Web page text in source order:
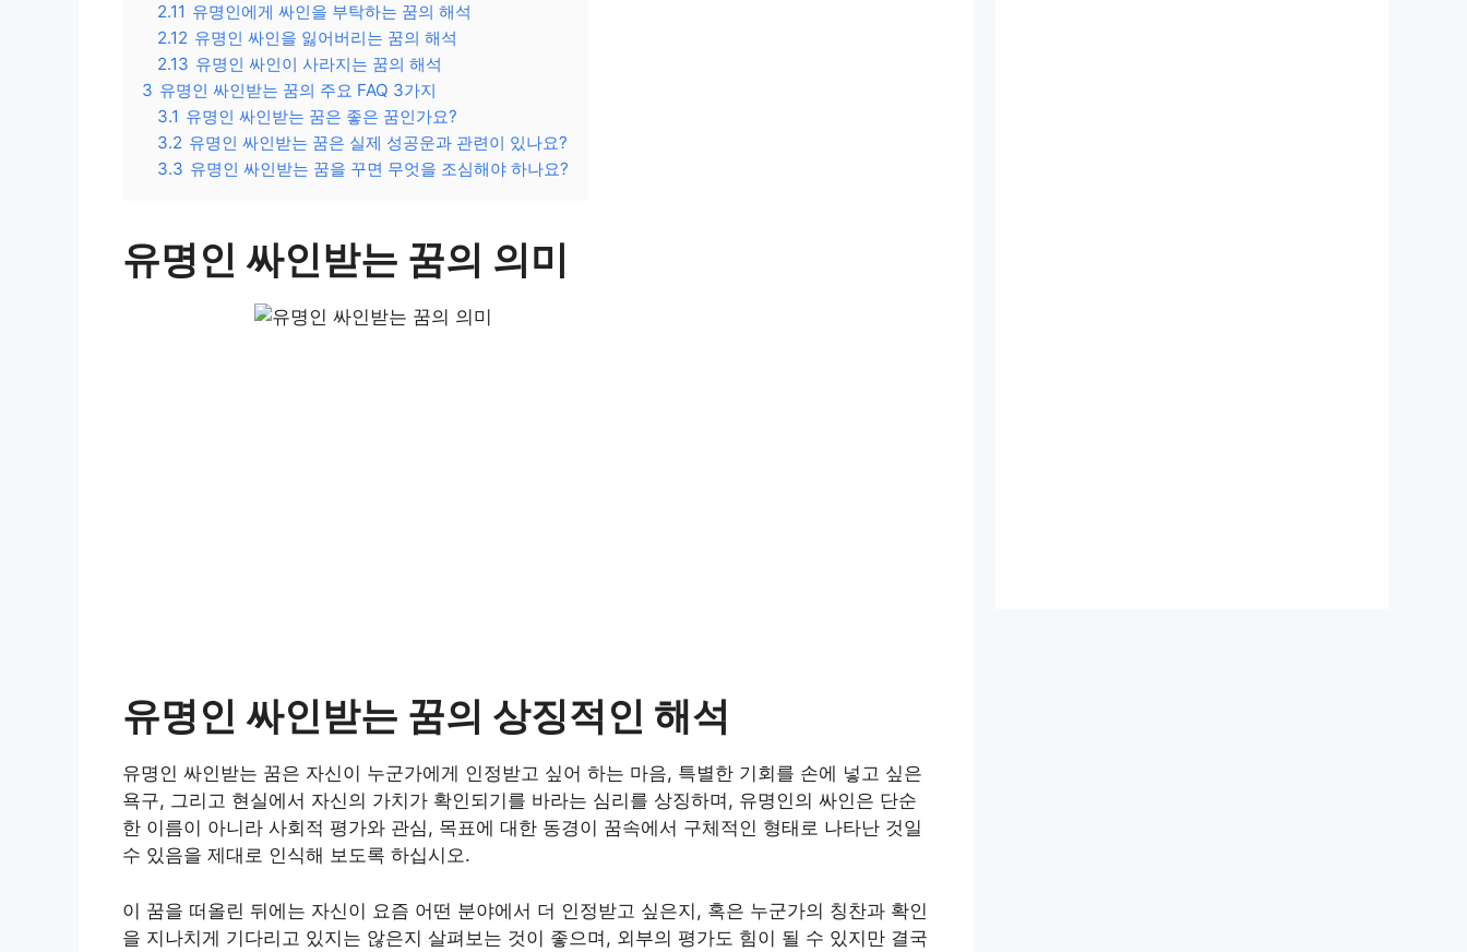
2.11 유명인에게 싸인을 부탁하는 꿈의 해석
2.12 유명인 싸인을 잃어버리는 꿈의 해석
2.13 유명인 싸인이 사라지는 꿈의 해석
3 유명인 싸인받는 꿈의 주요 FAQ 3가지
3.1 유명인 싸인받는 꿈은 좋은 꿈인가요?
3.2 유명인 싸인받는 꿈은 실제 성공운과 관련이 있나요?
3.3 유명인 싸인받는 꿈을 꾸면 무엇을 조심해야 하나요?
유명인 싸인받는 꿈의 의미
유명인 싸인받는 꿈의 상징적인 해석
유명인 싸인받는 꿈은 자신이 누군가에게 인정받고 싶어 하는 마음, 특별한 기회를 손에 넣고 싶은
욕구, 그리고 현실에서 자신의 가치가 확인되기를 바라는 심리를 상징하며, 유명인의 싸인은 단순
한 이름이 아니라 사회적 평가와 관심, 목표에 대한 동경이 꿈속에서 구체적인 형태로 나타난 것일
수 있음을 제대로 인식해 보도록 하십시오.
이 꿈을 떠올린 뒤에는 자신이 요즘 어떤 분야에서 더 인정받고 싶은지, 혹은 누군가의 칭찬과 확인
을 지나치게 기다리고 있지는 않은지 살펴보는 것이 좋으며, 외부의 평가도 힘이 될 수 있지만 결국